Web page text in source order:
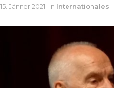
15. Jänner 2021 in Internationales